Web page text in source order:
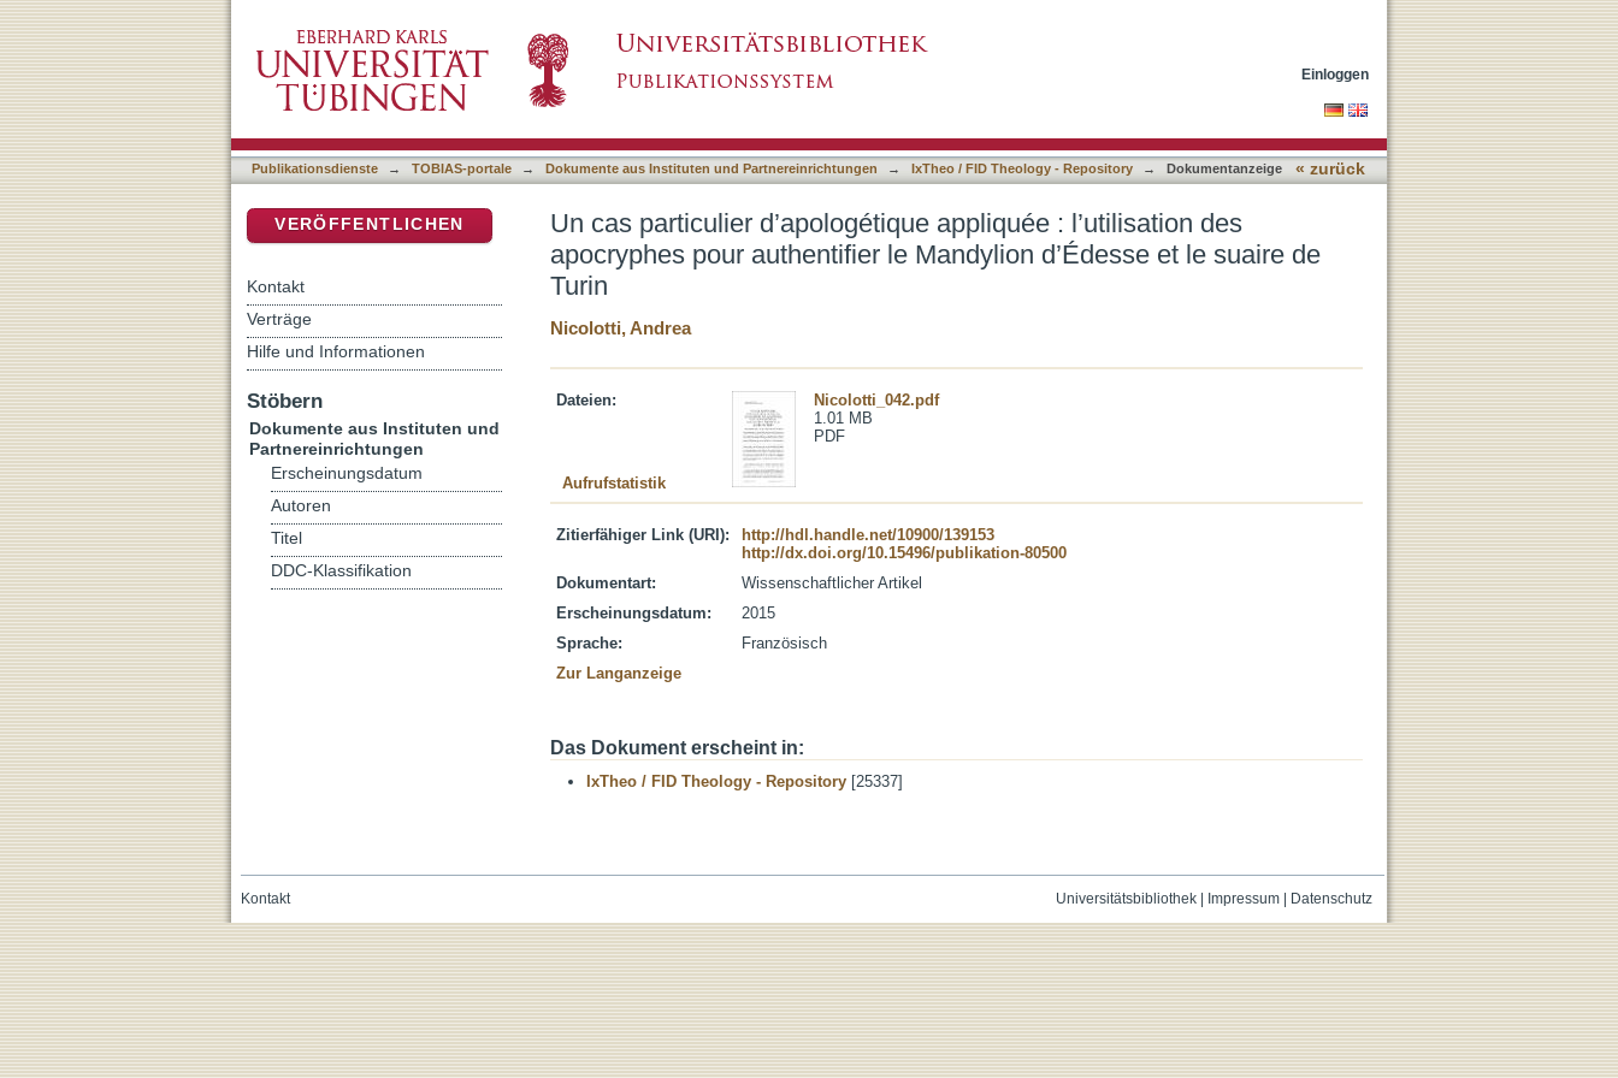
Mandylion d’Édesse et le suaire de Turin
Einloggen
Publikationsdienste → TOBIAS-portale → Dokumente aus Instituten und Partnereinrichtungen → IxTheo / FID Theology - Repository → Dokumentanzeige « zurück
Un cas particulier d’apologétique appliquée : l’utilisation des
apocryphes pour authentifier le Mandylion d’Édesse et le suaire de
Turin
Nicolotti, Andrea
Dateien:
Nicolotti_042.pdf
1.01 MB
PDF
Aufrufstatistik
Zitierfähiger Link (URI):
http://hdl.handle.net/10900/139153
http://dx.doi.org/10.15496/publikation-80500
Dokumentart:
Wissenschaftlicher Artikel
Erscheinungsdatum:
2015
Sprache:
Französisch
Zur Langanzeige
Das Dokument erscheint in:
IxTheo / FID Theology - Repository [25337]
VERÖFFENTLICHEN
Kontakt
Verträge
Hilfe und Informationen
Stöbern
Dokumente aus Instituten und
Partnereinrichtungen
Erscheinungsdatum
Autoren
Titel
DDC-Klassifikation
Universitätsbibliothek| Impressum| Datenschutz
Kontakt